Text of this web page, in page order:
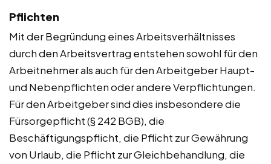
Pflichten
Mit der Begründung eines Arbeitsverhältnisses
durch den Arbeitsvertrag entstehen sowohl für den
Arbeitnehmer als auch für den Arbeitgeber Haupt-
und Nebenpflichten oder andere Verpflichtungen.
Für den Arbeitgeber sind dies insbesondere die
Fürsorgepflicht (§ 242 BGB), die
Beschäftigungspflicht, die Pflicht zur Gewährung
von Urlaub, die Pflicht zur Gleichbehandlung, die